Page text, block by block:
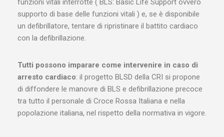
funzioni vitali interrotte ( BLS: Basic Life Support ovvero
supporto di base delle funzioni vitali ) e, se è disponibile
un defibrillatore, tentare di ripristinare il battito cardiaco
con la defibrillazione.
Tutti possono imparare come intervenire in caso di
arresto cardiaco: il progetto BLSD della CRI si propone
di diffondere le manovre di BLS e defibrillazione precoce
tra tutto il personale di Croce Rossa Italiana e nella
popolazione italiana, nel rispetto della normativa in vigore.